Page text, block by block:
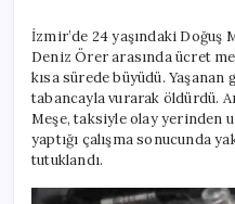
İzmir’de 24 yaşındaki Doğuş
Deniz Örer arasında ücret
kısa sürede büyüdü. Yaşanan
tabancayla vurarak öldürdü.
Meşe, taksiyle olay yerinden
yaptığı çalışma sonucunda
tutuklandı.